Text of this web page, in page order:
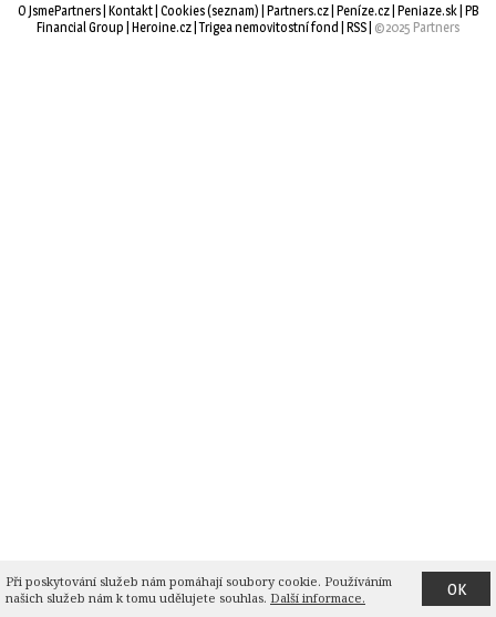
O JsmePartners| Kontakt| Cookies(seznam) | Partners.cz| Peníze.cz| Peniaze.sk| PB
Financial Group | Heroine.cz| Trigea nemovitostní fond | RSS| ©2025 Partners
Při poskytování služeb nám pomáhají soubory cookie. Používáním
našich služeb nám k tomu udělujete souhlas. Další informace. OK